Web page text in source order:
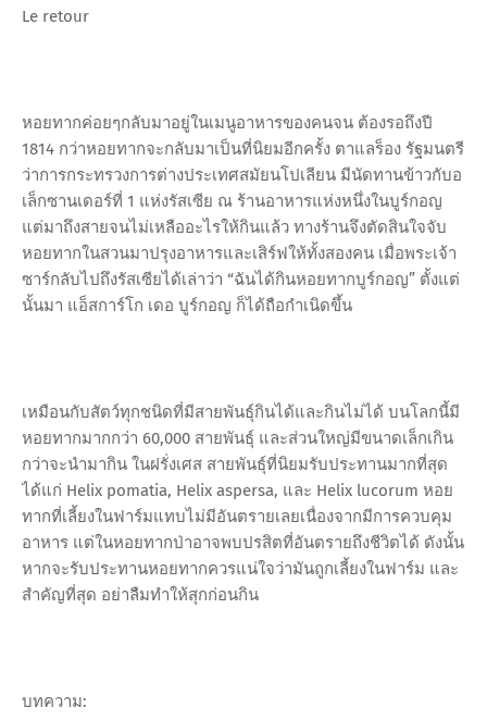
Le retour
หอยทากค่อยๆกลับมาอยู่ในเมนูอาหารของคนจน ต้องรอถึงปี
1814 กว่าหอยทากจะกลับมาเป็นที่นิยมอีกครั้ง ตาแลร็อง รัฐมนตรี
ว่าการกระทรวงการต่างประเทศสมัยนโปเลียน มีนัดทานข้าวกับอ
เล็กซานเดอร์ที่ 1 แห่งรัสเซีย ณ ร้านอาหารแห่งหนึ่งในบูร์กอญ
แต่มาถึงสายจนไม่เหลืออะไรให้กินแล้ว ทางร้านจึงตัดสินใจจับ
หอยทากในสวนมาปรุงอาหารและเสิร์ฟให้ทั้งสองคน เมื่อพระเจ้า
ซาร์กลับไปถึงรัสเซียได้เล่าว่า “ฉันได้กินหอยทากบูร์กอญ” ตั้งแต่
นั้นมา แอ็สการ์โก เดอ บูร์กอญ ก็ได้ถือกำเนิดขึ้น
เหมือนกับสัตว์ทุกชนิดที่มีสายพันธุ์กินได้และกินไม่ได้ บนโลกนี้มี
หอยทากมากกว่า 60,000 สายพันธุ์ และส่วนใหญ่มีขนาดเล็กเกิน
กว่าจะนำมากิน ในฝรั่งเศส สายพันธุ์ที่นิยมรับประทานมากที่สุด
ได้แก่ Helix pomatia, Helix aspersa, และ Helix lucorum หอย
ทากที่เลี้ยงในฟาร์มแทบไม่มีอันตรายเลยเนื่องจากมีการควบคุม
อาหาร แต่ในหอยทากป่าอาจพบปรสิตที่อันตรายถึงชีวิตได้ ดังนั้น
หากจะรับประทานหอยทากควรแน่ใจว่ามันถูกเลี้ยงในฟาร์ม และ
สำคัญที่สุด อย่าลืมทำให้สุกก่อนกิน
บทความ: